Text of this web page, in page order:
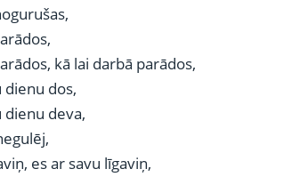
kā lai darbā parādos,
dos,
deva,
es ar savu līgaviņ,